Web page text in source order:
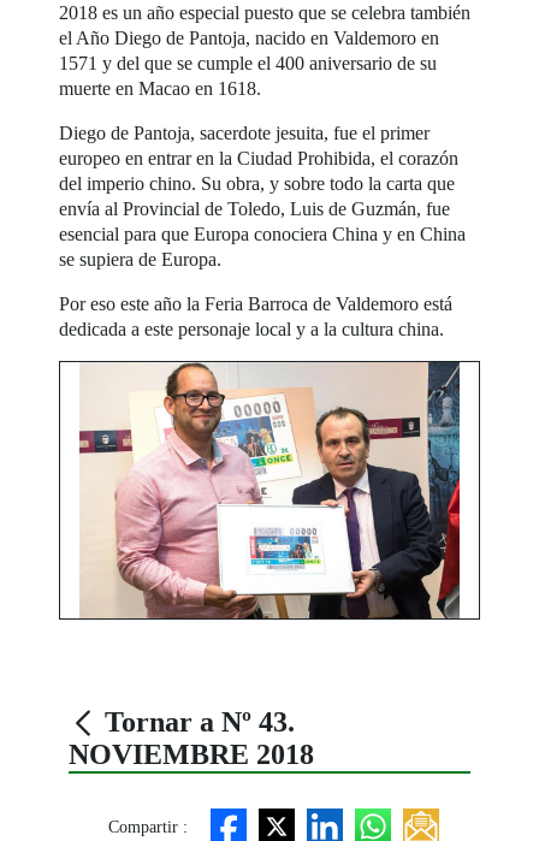
2018 es un año especial puesto que se celebra también
el Año Diego de Pantoja, nacido en Valdemoro en
1571 y del que se cumple el 400 aniversario de su
muerte en Macao en 1618.
Diego de Pantoja, sacerdote jesuita, fue el primer
europeo en entrar en la Ciudad Prohibida, el corazón
del imperio chino. Su obra, y sobre todo la carta que
envía al Provincial de Toledo, Luis de Guzmán, fue
esencial para que Europa conociera China y en China
se supiera de Europa.
Por eso este año la Feria Barroca de Valdemoro está
dedicada a este personaje local y a la cultura china.
Tornar a Nº 43.
NOVIEMBRE 2018
Compartir :